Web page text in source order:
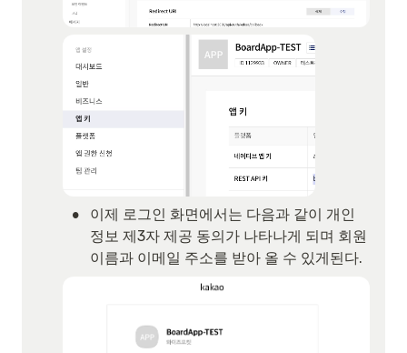
•
이제 로그인 화면에서는 다음과 같이 개인
정보 제3자 제공 동의가 나타나게 되며 회원
이름과 이메일 주소를 받아 올 수 있게된다.